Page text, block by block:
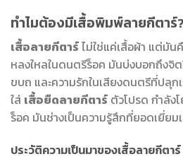
ทำไมต้องมีเสื้อพิมพ์ลายกีตาร์?
เสื้อลายกีตาร์ไม่ใช่แค่เสื้อผ้า แต่มั
หลงใหลในดนตรีร็อค มันบ่งบอกถึง
ขบถ และความรักในเสียงดนตรีที่ปลุก
ใส่ เสื้อยืดลายกีตาร์ ตัวโปรด กำลัง
ร็อค มันช่างเป็นความรู้สึกที่ยอดเยี่ยม
ประวัติความเป็นมาของเสื้อลายกีตาร์